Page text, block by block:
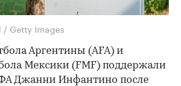
/ Getty Images
Аргентины (AFA) и
Мексики (FMF) поддержали
Джанни Инфантино после